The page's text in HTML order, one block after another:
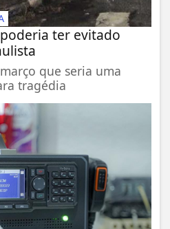
ter evitado
que seria uma
tragédia